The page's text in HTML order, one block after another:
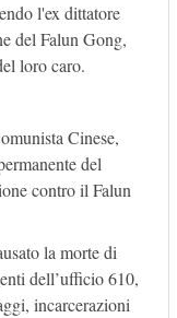
l'ex dittatore
del Falun Gong,
loro caro.
Cinese,
del
contro il Falun
la morte di
dell’ufficio 610,
incarcerazioni